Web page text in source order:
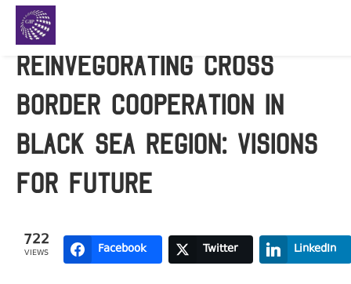
Reinvegorating Cross
Border Cooperation In
Black Sea Region: Visions
for Future
722
VIEWS Facebook Twitter LinkedIn